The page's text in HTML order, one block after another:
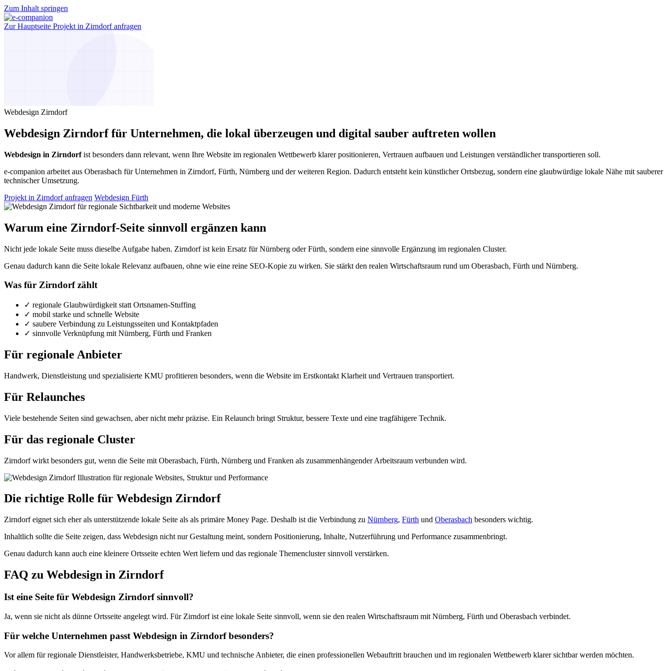
Zum Inhalt springen
Zur Hauptseite Projekt in Zirndorf anfragen
Webdesign Zirndorf
Webdesign Zirndorf für Unternehmen, die lokal überzeugen und digital sauber auftreten wollen
Webdesign in Zirndorfist besonders dann relevant, wenn Ihre Website im regionalen Wettbewerb klarer positionieren, Vertrauen aufbauen und Leistungen verständlicher transportieren soll.
e-companion arbeitet aus Oberasbach für Unternehmen in Zirndorf, Fürth, Nürnberg und der weiteren Region. Dadurch entsteht kein künstlicher Ortsbezug, sondern eine glaubwürdige lokale Nähe mit sauberer
technischer Umsetzung.
Projekt in Zirndorf anfragen Webdesign Fürth
Warum eine Zirndorf-Seite sinnvoll ergänzen kann
Nicht jede lokale Seite muss dieselbe Aufgabe haben. Zirndorf ist kein Ersatz für Nürnberg oder Fürth, sondern eine sinnvolle Ergänzung im regionalen Cluster.
Genau dadurch kann die Seite lokale Relevanz aufbauen, ohne wie eine reine SEO-Kopie zu wirken. Sie stärkt den realen Wirtschaftsraum rund um Oberasbach, Fürth und Nürnberg.
Was für Zirndorf zählt
✓ regionale Glaubwürdigkeit statt Ortsnamen-Stuffing
✓ mobil starke und schnelle Website
✓ saubere Verbindung zu Leistungsseiten und Kontaktpfaden
✓ sinnvolle Verknüpfung mit Nürnberg, Fürth und Franken
Für regionale Anbieter
Handwerk, Dienstleistung und spezialisierte KMU profitieren besonders, wenn die Website im Erstkontakt Klarheit und Vertrauen transportiert.
Für Relaunches
Viele bestehende Seiten sind gewachsen, aber nicht mehr präzise. Ein Relaunch bringt Struktur, bessere Texte und eine tragfähigere Technik.
Für das regionale Cluster
Zirndorf wirkt besonders gut, wenn die Seite mit Oberasbach, Fürth, Nürnberg und Franken als zusammenhängender Arbeitsraum verbunden wird.
Die richtige Rolle für Webdesign Zirndorf
Zirndorf eignet sich eher als unterstützende lokale Seite als als primäre Money Page. Deshalb ist die Verbindung zu Nürnberg, Fürth und Oberasbach besonders wichtig.
Inhaltlich sollte die Seite zeigen, dass Webdesign nicht nur Gestaltung meint, sondern Positionierung, Inhalte, Nutzerführung und Performance zusammenbringt.
Genau dadurch kann auch eine kleinere Ortsseite echten Wert liefern und das regionale Themencluster sinnvoll verstärken.
FAQ zu Webdesign in Zirndorf
Ist eine Seite für Webdesign Zirndorf sinnvoll?
Ja, wenn sie nicht als dünne Ortsseite angelegt wird. Für Zirndorf ist eine lokale Seite sinnvoll, wenn sie den realen Wirtschaftsraum mit Nürnberg, Fürth und Oberasbach verbindet.
Für welche Unternehmen passt Webdesign in Zirndorf besonders?
Vor allem für regionale Dienstleister, Handwerksbetriebe, KMU und technische Anbieter, die einen professionellen Webauftritt brauchen und im regionalen Wettbewerb klarer sichtbar werden möchten.